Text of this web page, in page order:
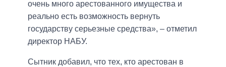
очень много арестованного имущества и
реально есть возможность вернуть
государству серьезные средства», – отметил
директор НАБУ.
Сытник добавил, что тех, кто арестован в